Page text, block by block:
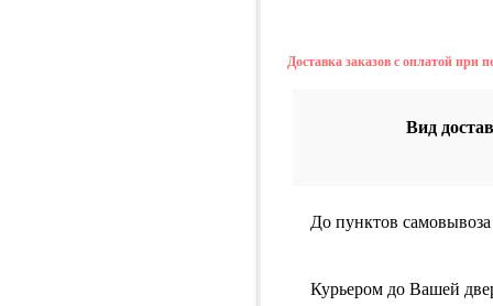
Доставка заказов с оплатой
Вид
До пунктов самовывоза
Курьером до Вашей